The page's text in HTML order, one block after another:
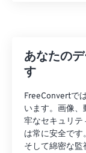
あなたの
す
FreeConvertで
います。画像
牢なセキュリテ
は常に安全です
そして綿密な